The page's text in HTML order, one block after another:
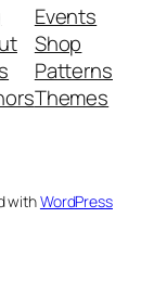
Events
Shop
Patterns
Themes
withWordPress